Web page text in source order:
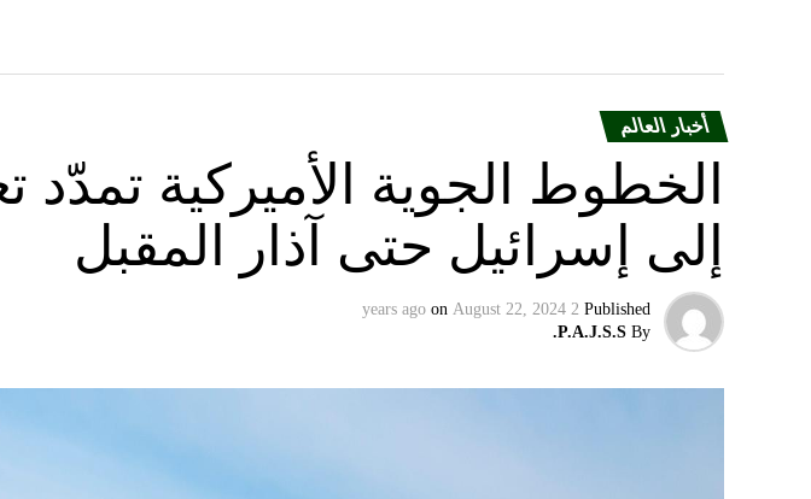
أخبار العالم
الخطوط الجوية الأميركية تمدّد
إلى إسرائيل حتى آذار المقبل
Published
2 years ago
on August 22, 2024
By
P.A.J.S.S.